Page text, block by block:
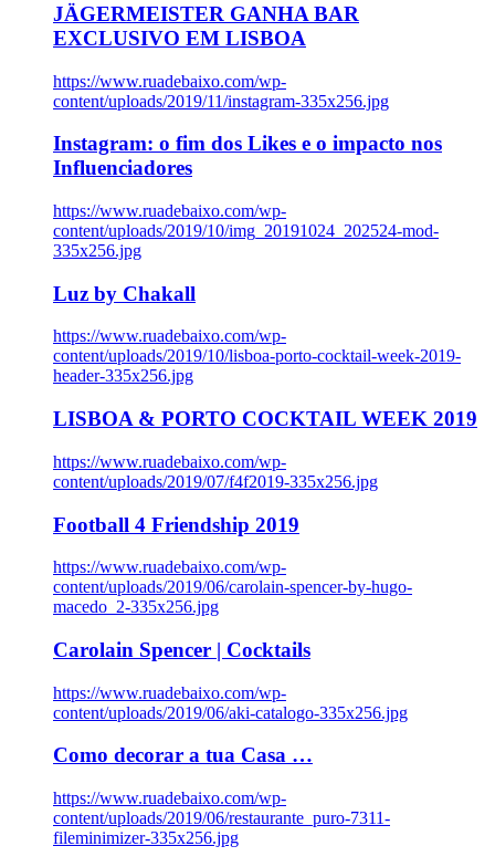
JÄGERMEISTER GANHA BAR
EXCLUSIVO EM LISBOA
https://www.ruadebaixo.com/wp-
content/uploads/2019/11/instagram-335x256.jpg
Instagram: o fim dos Likes e o impacto nos
Influenciadores
https://www.ruadebaixo.com/wp-
content/uploads/2019/10/img_20191024_202524-mod-
335x256.jpg
Luz by Chakall
https://www.ruadebaixo.com/wp-
content/uploads/2019/10/lisboa-porto-cocktail-week-2019-
header-335x256.jpg
LISBOA & PORTO COCKTAIL WEEK 2019
https://www.ruadebaixo.com/wp-
content/uploads/2019/07/f4f2019-335x256.jpg
Football 4 Friendship 2019
https://www.ruadebaixo.com/wp-
content/uploads/2019/06/carolain-spencer-by-hugo-
macedo_2-335x256.jpg
Carolain Spencer | Cocktails
https://www.ruadebaixo.com/wp-
content/uploads/2019/06/aki-catalogo-335x256.jpg
Como decorar a tua Casa …
https://www.ruadebaixo.com/wp-
content/uploads/2019/06/restaurante_puro-7311-
fileminimizer-335x256.jpg